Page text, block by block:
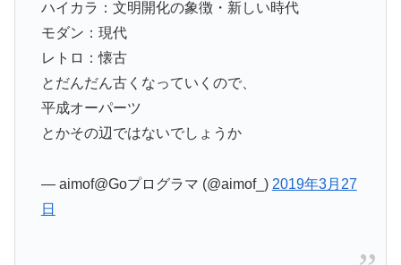
ハイカラ：文明開化の象徴・新しい時代
モダン：現代
レトロ：懐古
とだんだん古くなっていくので、
平成オーパーツ
とかその辺ではないでしょうか
— aimof@Goプログラマ (@aimof_) 2019年3月27
日